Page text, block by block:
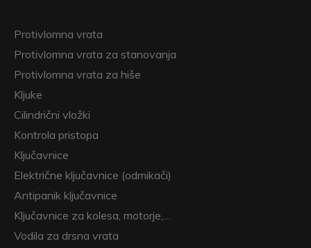
Protivlomna vrata
Protivlomna vrata za stanovanja
Protivlomna vrata za hiše
Kljuke
Cilindrični vložki
Kontrola pristopa
Ključavnice
Električne ključavnice (odmikači)
Antipanik ključavnice
Ključavnice za kolesa, motorje,…
Vodila za drsna vrata